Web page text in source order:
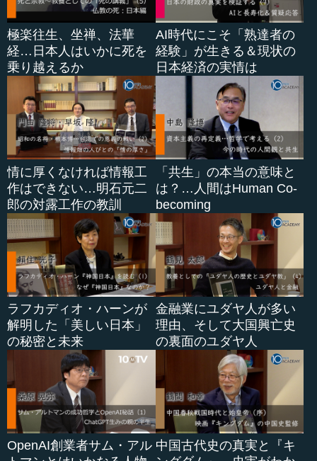
極楽往生、坐禅、法華
経…日本人はいかに死を
乗り越えるか
AI時代にこそ「熟達者の
経験」が生きる＆現状の
日本経済の実情は
情に厚くなければ情報工
作はできない…明石元二
郎の対露工作の教訓
「共生」の本当の意味と
は？…人間はHuman Co-
becoming
ラフカディオ・ハーンが
解明した「美しい日本」
の秘密と未来
金融業にユダヤ人が多い
理由、そして大国興亡史
の裏面のユダヤ人
OpenAI創業者サム・アル 中国古代史の真実と『キ